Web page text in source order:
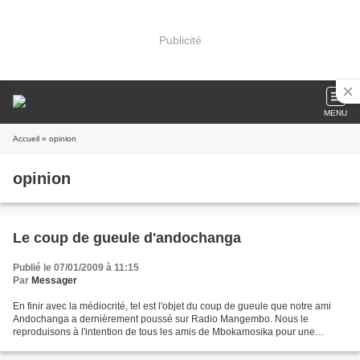
Publicité
MENU
Accueil » opinion
opinion
Le coup de gueule d'andochanga
Publié le 07/01/2009 à 11:15
Par Messager
En finir avec la médiocrité, tel est l'objet du coup de gueule que notre ami
Andochanga a dernièrement poussé sur Radio Mangembo. Nous le
reproduisons à l'intention de tous les amis de Mbokamosika pour une